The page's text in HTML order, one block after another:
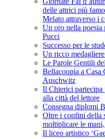
delle attrici più
Melato attraverso i
Un oro nella
Pucci
Successo per le
Un ricco
Le Parole Gentili
Bellacoopia a Casa
Auschwitz
Il Chierici partecipa
alla città del lettore
Consegna diplomi
Oltre i confini della
moltiplicare le
Il liceo artistico